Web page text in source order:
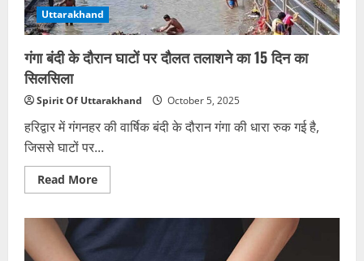
Uttarakhand
गंगा बंदी के दौरान घाटों पर दौलत तलाशने का 15 दिन का
सिलसिला
Spirit Of Uttarakhand October 5, 2025
हरिद्वार में गंगनहर की वार्षिक बंदी के दौरान गंगा की धारा रुक गई है,
जिससे घाटों पर...
Read MoreRead
more
बंदी
के
दौरान